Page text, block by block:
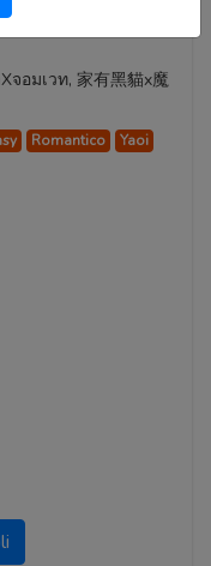
อมเวท, 家有黑貓x魔
Romantico Yaoi